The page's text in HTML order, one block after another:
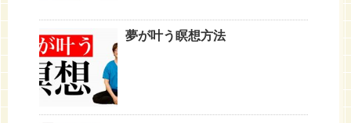
夢が叶う瞑想方法